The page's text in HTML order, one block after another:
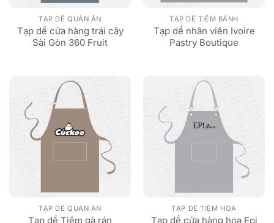
TẠP DỀ QUÁN ĂN
Tạp dề cửa hàng trái cây
Sài Gòn 360 Fruit
TẠP DỀ TIỆM BÁNH
Tạp dề nhân viên Ivoire
Pastry Boutique
TẠP DỀ QUÁN ĂN
Tạp dề Tiệm gà rán
TẠP DỀ TIỆM HOA
Tạp dề cửa hàng hoa Epi